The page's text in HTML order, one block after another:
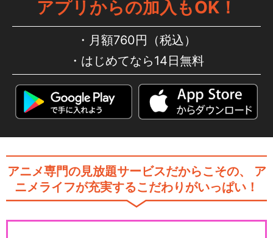
アプリからの加入もOK！
月額760円（税込）
はじめてなら14日無料
アニメ専門の見放題サービスだからこその、
ア
ニメライフが充実するこだわりがいっぱい！